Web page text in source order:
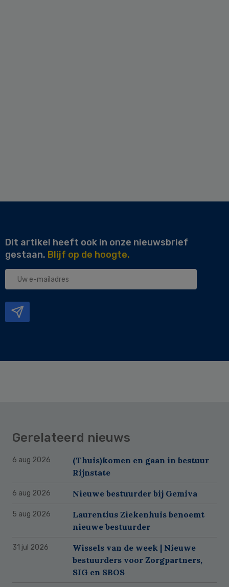
Dit artikel heeft ook in onze nieuwsbrief
gestaan. Blijf op de hoogte.
Uw
Gerelateerd nieuws
6 aug 2026
(Thuis)komen en gaan in bestuur
Rijnstate
6 aug 2026 Nieuwe bestuurder bij Gemiva
5 aug 2026
Laurentius Ziekenhuis benoemt
nieuwe bestuurder
31 jul 2026
Wissels van de week | Nieuwe
bestuurders voor Zorgpartners,
SIG en SBOS